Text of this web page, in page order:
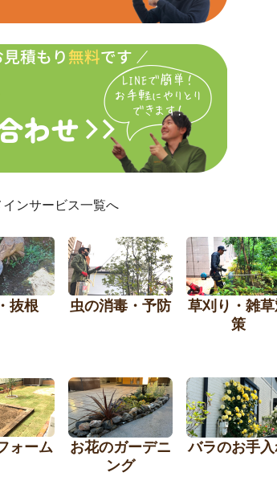
インサービス一覧へ
抜根 虫の消毒・予防
草刈り・雑
策
ォーム
お花のガーデニ
ング
バラのお手